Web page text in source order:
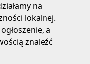
na
lokalnej.
a
znaleźć